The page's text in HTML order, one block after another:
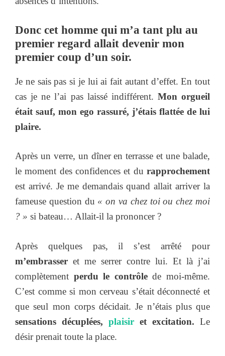
Donc cet homme qui m’a tant plu au
premier regard allait devenir mon
premier coup d’un soir.
Je ne sais pas si je lui ai fait autant d’effet. En tout
cas je ne l’ai pas laissé indifférent. Mon orgueil
était sauf, mon ego rassuré, j’étais flattée de lui
plaire.
Après un verre, un dîner en terrasse et une balade,
le moment des confidences et du rapprochement
est arrivé. Je me demandais quand allait arriver la
fameuse question du « on va chez toi ou chez moi
? » si bateau… Allait-il la prononcer ?
Après quelques pas, il s’est arrêté pour
m’embrasser et me serrer contre lui. Et là j’ai
complètement perdu le contrôlede moi-même.
C’est comme si mon cerveau s’était déconnecté et
que seul mon corps décidait. Je n’étais plus que
sensations décuplées, plaisir et excitation. Le
désir prenait toute la place.